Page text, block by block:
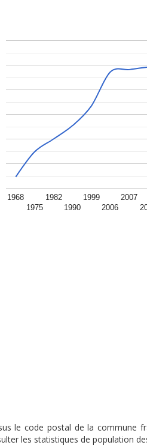
1968
1975
1982
1990
1999
2006
2007
le code postal de la commune
les statistiques de population